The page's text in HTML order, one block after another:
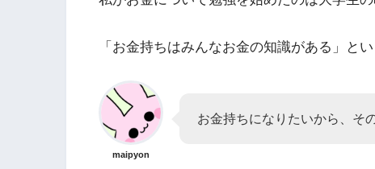
「お金持ちはみんなお金の知識がある」と
maipyon
お金持ちになりたいから、そ